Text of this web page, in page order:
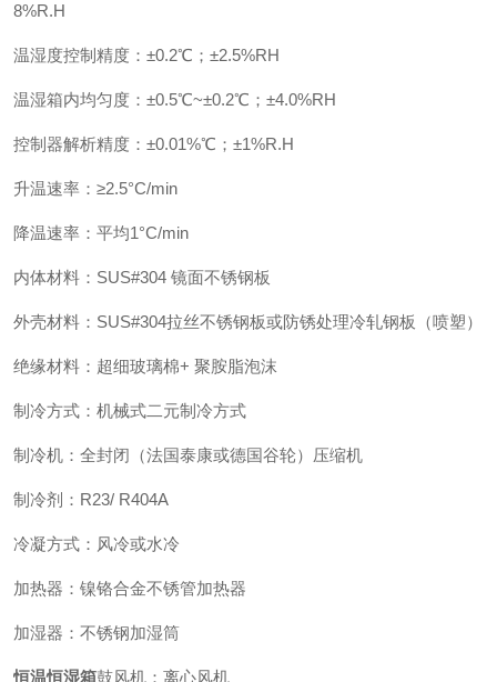
8%R.H
温湿度控制精度：±0.2℃；±2.5%RH
温湿箱内均匀度：±0.5℃~±0.2℃；±4.0%RH
控制器解析精度：±0.01%℃；±1%R.H
升温速率：≥2.5°C/min
降温速率：平均1°C/min
内体材料：SUS#304 镜面不锈钢板
外壳材料：SUS#304拉丝不锈钢板或防锈处理冷轧钢板（喷塑）
绝缘材料：超细玻璃棉+ 聚胺脂泡沫
制冷方式：机械式二元制冷方式
制冷机：全封闭（法国泰康或德国谷轮）压缩机
制冷剂：R23/ R404A
冷凝方式：风冷或水冷
加热器：镍铬合金不锈管加热器
加湿器：不锈钢加湿筒
恒温恒湿箱鼓风机：离心风机